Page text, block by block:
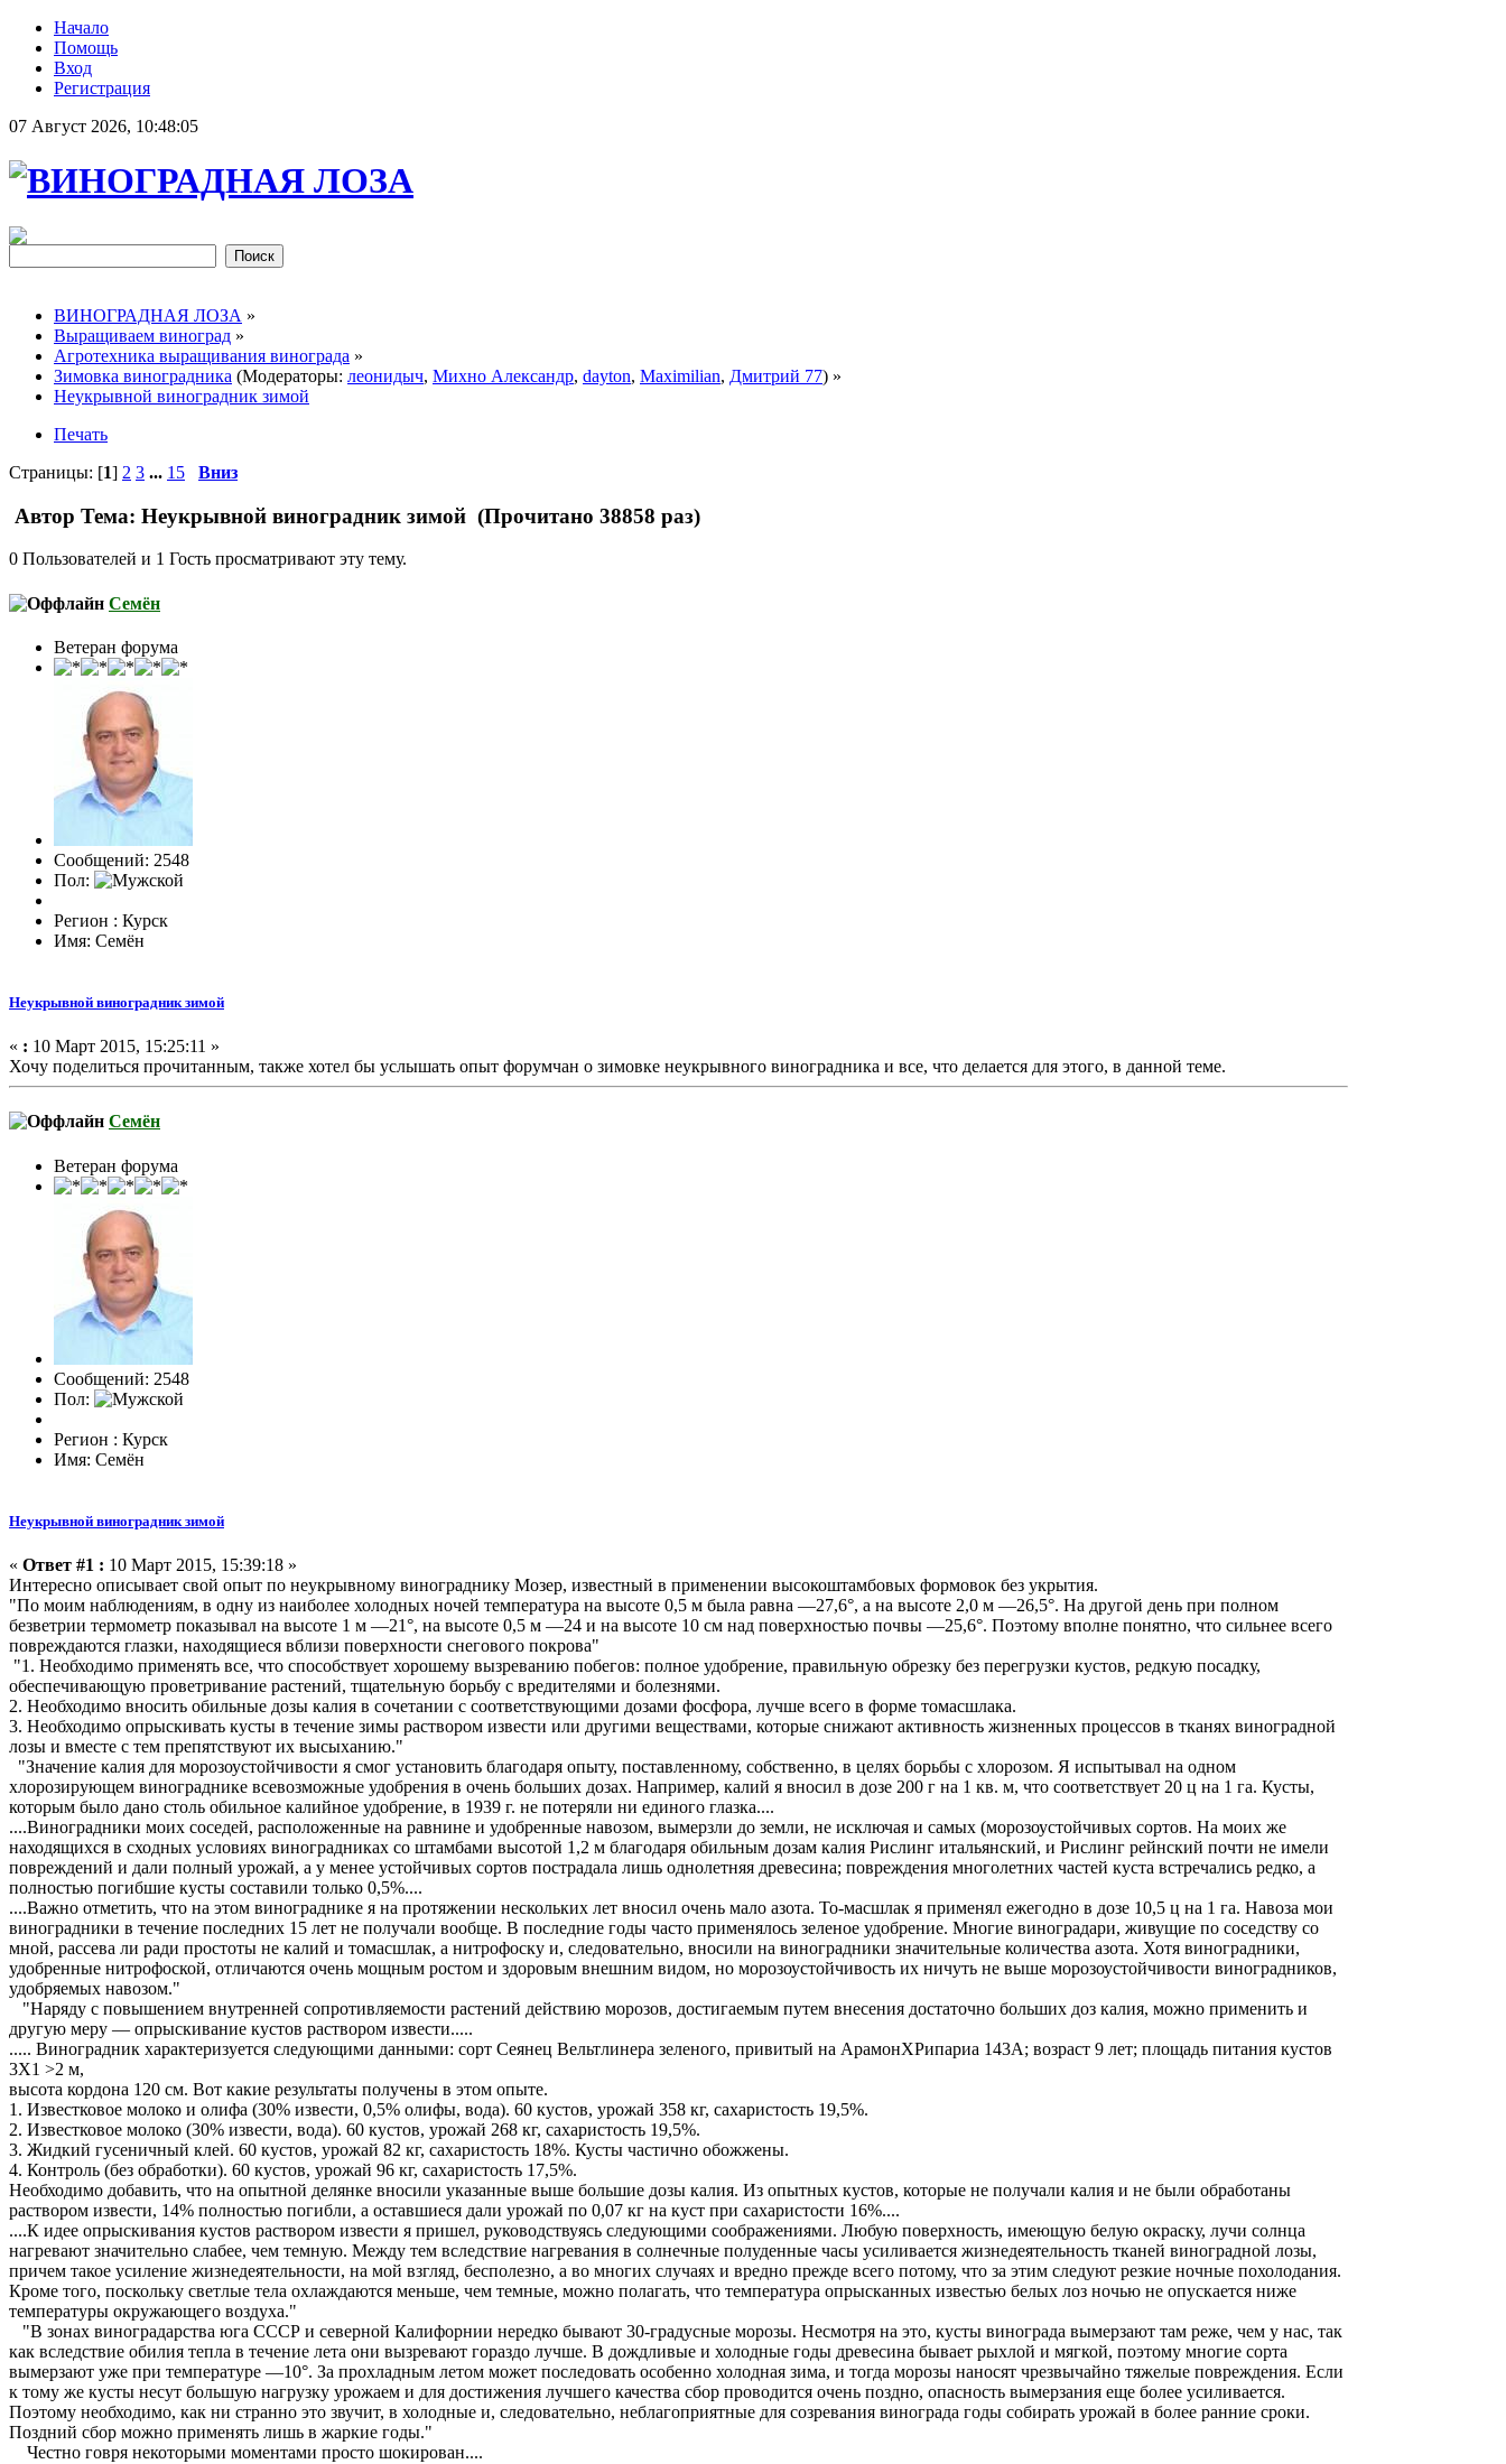
Начало
Помощь
Вход
Регистрация
07 Август 2026, 10:48:05
ВИНОГРАДНАЯ ЛОЗА »
Выращиваем виноград »
Агротехника выращивания винограда »
Зимовка виноградника (Модераторы: леонидыч, Михно Александр, dayton, Maximilian, Дмитрий 77) »
Неукрывной виноградник зимой
Печать
Страницы: [1] 2 3 ... 15 Вниз
Автор Тема: Неукрывной виноградник зимой (Прочитано 38858 раз)
0 Пользователей и 1 Гость просматривают эту тему.
Семён
Ветеран форума
Сообщений: 2548
Пол:
Регион : Курск
Имя: Семён
Неукрывной виноградник зимой
« : 10 Март 2015, 15:25:11 »
Хочу поделиться прочитанным, также хотел бы услышать опыт форумчан о зимовке неукрывного виноградника и все, что делается для этого, в данной теме.
Семён
Ветеран форума
Сообщений: 2548
Пол:
Регион : Курск
Имя: Семён
Неукрывной виноградник зимой
« Ответ #1 : 10 Март 2015, 15:39:18 »
Интересно описывает свой опыт по неукрывному винограднику Мозер, известный в применении высокоштамбовых формовок без укрытия.
"По моим наблюдениям, в одну из наиболее холодных ночей температура на высоте 0,5 м была равна —27,6°, а на высоте 2,0 м —26,5°. На другой день при полном
безветрии термометр показывал на высоте 1 м —21°, на высоте 0,5 м —24 и на высоте 10 см над поверхностью почвы —25,6°. Поэтому вполне понятно, что сильнее всего
повреждаются глазки, находящиеся вблизи поверхности снегового покрова"
"1. Необходимо применять все, что способствует хорошему вызреванию побегов: полное удобрение, правильную обрезку без перегрузки кустов, редкую посадку,
обеспечивающую проветривание растений, тщательную борьбу с вредителями и болезнями.
2. Необходимо вносить обильные дозы калия в сочетании с соответствующими дозами фосфора, лучше всего в форме томасшлака.
3. Необходимо опрыскивать кусты в течение зимы раствором извести или другими веществами, которые снижают активность жизненных процессов в тканях виноградной
лозы и вместе с тем препятствуют их высыханию."
"Значение калия для морозоустойчивости я смог установить благодаря опыту, поставленному, собственно, в целях борьбы с хлорозом. Я испытывал на одном
хлорозирующем винограднике всевозможные удобрения в очень больших дозах. Например, калий я вносил в дозе 200 г на 1 кв. м, что соответствует 20 ц на 1 га. Кусты,
которым было дано столь обильное калийное удобрение, в 1939 г. не потеряли ни единого глазка....
....Виноградники моих соседей, расположенные на равнине и удобренные навозом, вымерзли до земли, не исключая и самых (морозоустойчивых сортов. На моих же
находящихся в сходных условиях виноградниках со штамбами высотой 1,2 м благодаря обильным дозам калия Рислинг итальянский, и Рислинг рейнский почти не имели
повреждений и дали полный урожай, а у менее устойчивых сортов пострадала лишь однолетняя древесина; повреждения многолетних частей куста встречались редко, а
полностью погибшие кусты составили только 0,5%....
....Важно отметить, что на этом винограднике я на протяжении нескольких лет вносил очень мало азота. То-масшлак я применял ежегодно в дозе 10,5 ц на 1 га. Навоза мои
виноградники в течение последних 15 лет не получали вообще. В последние годы часто применялось зеленое удобрение. Многие виноградари, живущие по соседству со
мной, рассева ли ради простоты не калий и томасшлак, а нитрофоску и, следовательно, вносили на виноградники значительные количества азота. Хотя виноградники,
удобренные нитрофоской, отличаются очень мощным ростом и здоровым внешним видом, но морозоустойчивость их ничуть не выше морозоустойчивости виноградников,
удобряемых навозом."
"Наряду с повышением внутренней сопротивляемости растений действию морозов, достигаемым путем внесения достаточно больших доз калия, можно применить и
другую меру — опрыскивание кустов раствором извести.....
..... Виноградник характеризуется следующими данными: сорт Сеянец Вельтлинера зеленого, привитый на АрамонХРипариа 143А; возраст 9 лет; площадь питания кустов
3X1 >2 м,
высота кордона 120 см. Вот какие результаты получены в этом опыте.
1. Известковое молоко и олифа (30% извести, 0,5% олифы, вода). 60 кустов, урожай 358 кг, сахаристость 19,5%.
2. Известковое молоко (30% извести, вода). 60 кустов, урожай 268 кг, сахаристость 19,5%.
3. Жидкий гусеничный клей. 60 кустов, урожай 82 кг, сахаристость 18%. Кусты частично обожжены.
4. Контроль (без обработки). 60 кустов, урожай 96 кг, сахаристость 17,5%.
Необходимо добавить, что на опытной делянке вносили указанные выше большие дозы калия. Из опытных кустов, которые не получали калия и не были обработаны
раствором извести, 14% полностью погибли, а оставшиеся дали урожай по 0,07 кг на куст при сахаристости 16%....
....К идее опрыскивания кустов раствором извести я пришел, руководствуясь следующими соображениями. Любую поверхность, имеющую белую окраску, лучи солнца
нагревают значительно слабее, чем темную. Между тем вследствие нагревания в солнечные полуденные часы усиливается жизнедеятельность тканей виноградной лозы,
причем такое усиление жизнедеятельности, на мой взгляд, бесполезно, а во многих случаях и вредно прежде всего потому, что за этим следуют резкие ночные похолодания.
Кроме того, поскольку светлые тела охлаждаются меньше, чем темные, можно полагать, что температура опрысканных известью белых лоз ночью не опускается ниже
температуры окружающего воздуха."
"В зонах виноградарства юга СССР и северной Калифорнии нередко бывают 30-градусные морозы. Несмотря на это, кусты винограда вымерзают там реже, чем у нас, так
как вследствие обилия тепла в течение лета они вызревают гораздо лучше. В дождливые и холодные годы древесина бывает рыхлой и мягкой, поэтому многие сорта
вымерзают уже при температуре —10°. За прохладным летом может последовать особенно холодная зима, и тогда морозы наносят чрезвычайно тяжелые повреждения. Если
к тому же кусты несут большую нагрузку урожаем и для достижения лучшего качества сбор проводится очень поздно, опасность вымерзания еще более усиливается.
Поэтому необходимо, как ни странно это звучит, в холодные и, следовательно, неблагоприятные для созревания винограда годы собирать урожай в более ранние сроки.
Поздний сбор можно применять лишь в жаркие годы."
Честно говря некоторыми моментами просто шокирован....